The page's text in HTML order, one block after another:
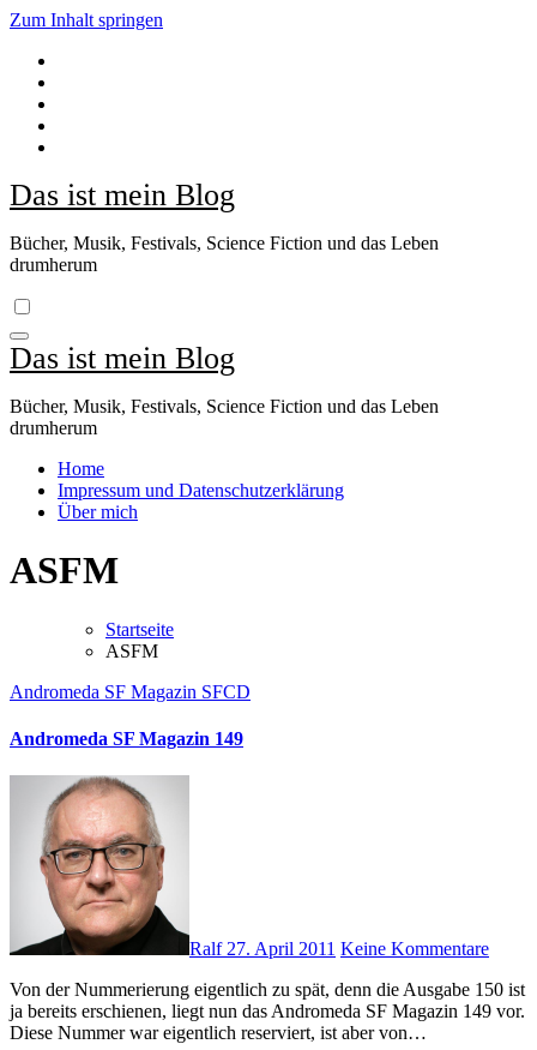
Zum Inhalt springen
Das ist mein Blog
Bücher, Musik, Festivals, Science Fiction und das Leben
drumherum
Das ist mein Blog
Bücher, Musik, Festivals, Science Fiction und das Leben
drumherum
Home
Impressum und Datenschutzerklärung
Über mich
ASFM
Startseite
ASFM
Andromeda SF Magazin SFCD
Andromeda SF Magazin 149
Ralf27. April 2011 Keine Kommentare
Von der Nummerierung eigentlich zu spät, denn die Ausgabe 150 ist
ja bereits erschienen, liegt nun das Andromeda SF Magazin 149 vor.
Diese Nummer war eigentlich reserviert, ist aber von…